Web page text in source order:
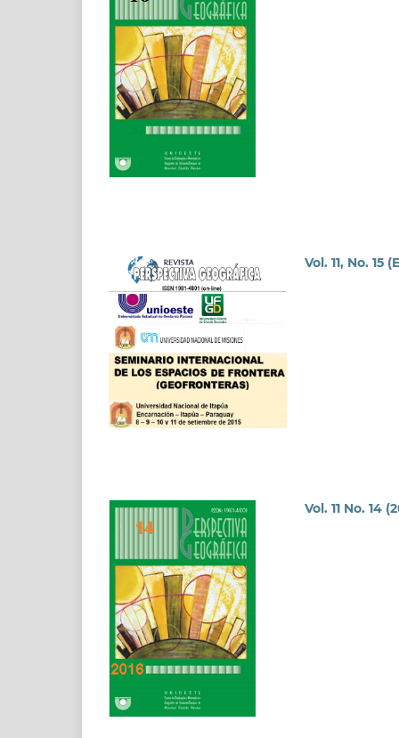
Vol. 11, No. 15
Vol. 11 No. 14